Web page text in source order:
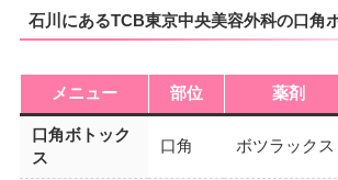
石川にあるTCB東京中央美容外科の口角
メニュー 部位 薬剤
口角ボトック
ス
口角 ボツラックス